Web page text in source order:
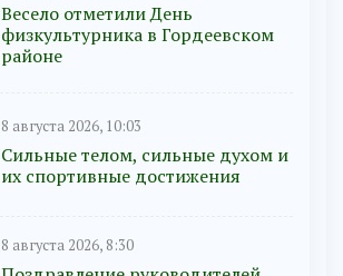
Весело отметили День
физкультурника в Гордеевском
районе
8 августа 2026, 10:03
Сильные телом, сильные духом и
их спортивные достижения
8 августа 2026, 8:30